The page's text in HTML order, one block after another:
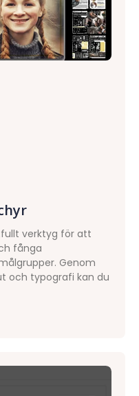
verktyg för att
fånga
Genom
och typografi kan du